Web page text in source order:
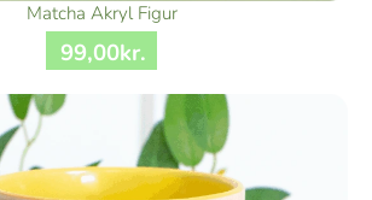
Matcha Akryl Figur
99,00kr.